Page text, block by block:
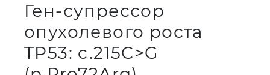
Ген-супрессор
опухолевого роста
TP53: c.215C>G